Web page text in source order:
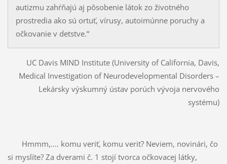
autizmu zahŕňajú aj pôsobenie látok zo životného
prostredia ako sú ortuť, vírusy, autoimúnne poruchy a
očkovanie v detstve.“
UC Davis MIND Institute (University of California, Davis,
Medical Investigation of Neurodevelopmental Disorders –
Lekársky výskumný ústav porúch vývoja nervového
systému)
Hmmm,.... komu veriť, komu veriť? Neviem, novinári, čo
si myslíte? Za dverami č. 1 stojí tvorca očkovacej látky,